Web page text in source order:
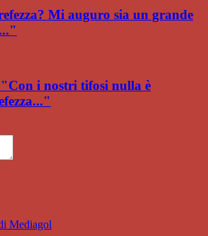
Mi auguro sia un grande
i nostri tifosi nulla è
Mediagol